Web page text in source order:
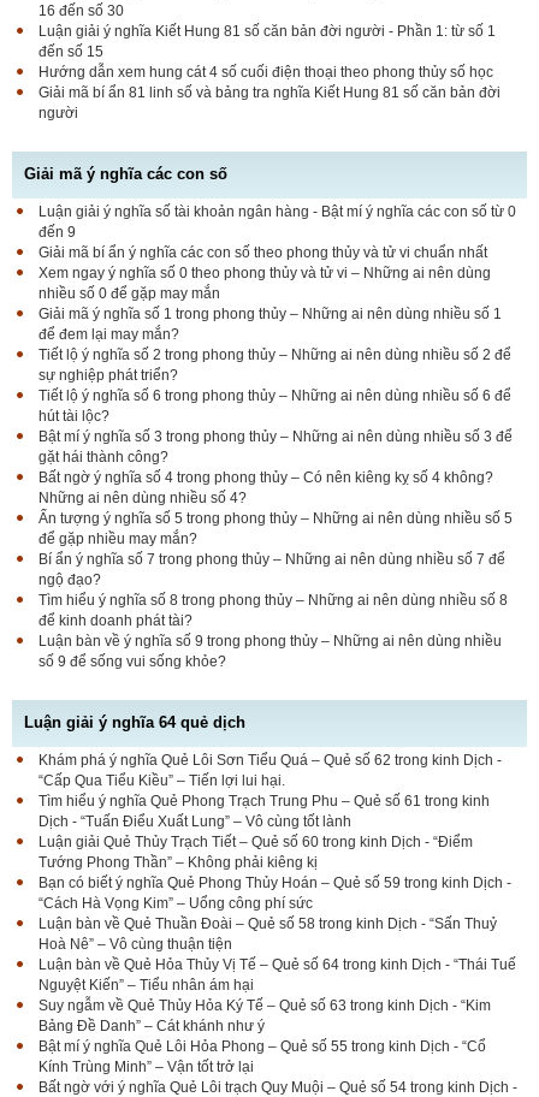
16 đến số 30
Luận giải ý nghĩa Kiết Hung 81 số căn bản đời người - Phần 1: từ số 1
đến số 15
Hướng dẫn xem hung cát 4 số cuối điện thoại theo phong thủy số học
Giải mã bí ẩn 81 linh số và bảng tra nghĩa Kiết Hung 81 số căn bản đời
người
Giải mã ý nghĩa các con số
Luận giải ý nghĩa số tài khoản ngân hàng - Bật mí ý nghĩa các con số từ 0
đến 9
Giải mã bí ẩn ý nghĩa các con số theo phong thủy và tử vi chuẩn nhất
Xem ngay ý nghĩa số 0 theo phong thủy và tử vi – Những ai nên dùng
nhiều số 0 để gặp may mắn
Giải mã ý nghĩa số 1 trong phong thủy – Những ai nên dùng nhiều số 1
để đem lại may mắn?
Tiết lộ ý nghĩa số 2 trong phong thủy – Những ai nên dùng nhiều số 2 để
sự nghiệp phát triển?
Tiết lộ ý nghĩa số 6 trong phong thủy – Những ai nên dùng nhiều số 6 để
hút tài lộc?
Bật mí ý nghĩa số 3 trong phong thủy – Những ai nên dùng nhiều số 3 để
gặt hái thành công?
Bất ngờ ý nghĩa số 4 trong phong thủy – Có nên kiêng kỵ số 4 không?
Những ai nên dùng nhiều số 4?
Ấn tượng ý nghĩa số 5 trong phong thủy – Những ai nên dùng nhiều số 5
để gặp nhiều may mắn?
Bí ẩn ý nghĩa số 7 trong phong thủy – Những ai nên dùng nhiều số 7 để
ngộ đạo?
Tìm hiểu ý nghĩa số 8 trong phong thủy – Những ai nên dùng nhiều số 8
để kinh doanh phát tài?
Luận bàn về ý nghĩa số 9 trong phong thủy – Những ai nên dùng nhiều
số 9 để sống vui sống khỏe?
Luận giải ý nghĩa 64 quẻ dịch
Khám phá ý nghĩa Quẻ Lôi Sơn Tiểu Quá – Quẻ số 62 trong kinh Dịch -
“Cấp Qua Tiểu Kiều” – Tiến lợi lui hại.
Tìm hiểu ý nghĩa Quẻ Phong Trạch Trung Phu – Quẻ số 61 trong kinh
Dịch - “Tuấn Điểu Xuất Lung” – Vô cùng tốt lành
Luận giải Quẻ Thủy Trạch Tiết – Quẻ số 60 trong kinh Dịch - “Điểm
Tướng Phong Thần” – Không phải kiêng kị
Bạn có biết ý nghĩa Quẻ Phong Thủy Hoán – Quẻ số 59 trong kinh Dịch -
“Cách Hà Vọng Kim” – Uổng công phí sức
Luận bàn về Quẻ Thuần Đoài – Quẻ số 58 trong kinh Dịch - “Sấn Thuỷ
Hoà Nê” – Vô cùng thuận tiện
Luận bàn về Quẻ Hỏa Thủy Vị Tế – Quẻ số 64 trong kinh Dịch - “Thái Tuế
Nguyệt Kiến” – Tiểu nhân ám hại
Suy ngẫm về Quẻ Thủy Hỏa Ký Tế – Quẻ số 63 trong kinh Dịch - “Kim
Bảng Đề Danh” – Cát khánh như ý
Bật mí ý nghĩa Quẻ Lôi Hỏa Phong – Quẻ số 55 trong kinh Dịch - “Cổ
Kính Trùng Minh” – Vận tốt trở lại
Bất ngờ với ý nghĩa Quẻ Lôi trạch Quy Muội – Quẻ số 54 trong kinh Dịch -